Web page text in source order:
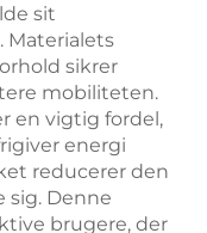
sit
Materialets
sikrer
mobiliteten.
en vigtig fordel,
energi
reducerer den
sig. Denne
brugere, der